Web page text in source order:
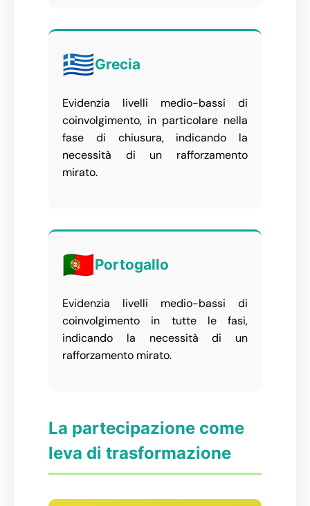
🇬🇷Grecia
Evidenzia livelli medio-bassi di
coinvolgimento, in particolare nella
fase di chiusura, indicando la
necessità di un rafforzamento
mirato.
🇵🇹Portogallo
Evidenzia livelli medio-bassi di
coinvolgimento in tutte le fasi,
indicando la necessità di un
rafforzamento mirato.
La partecipazione come
leva di trasformazione